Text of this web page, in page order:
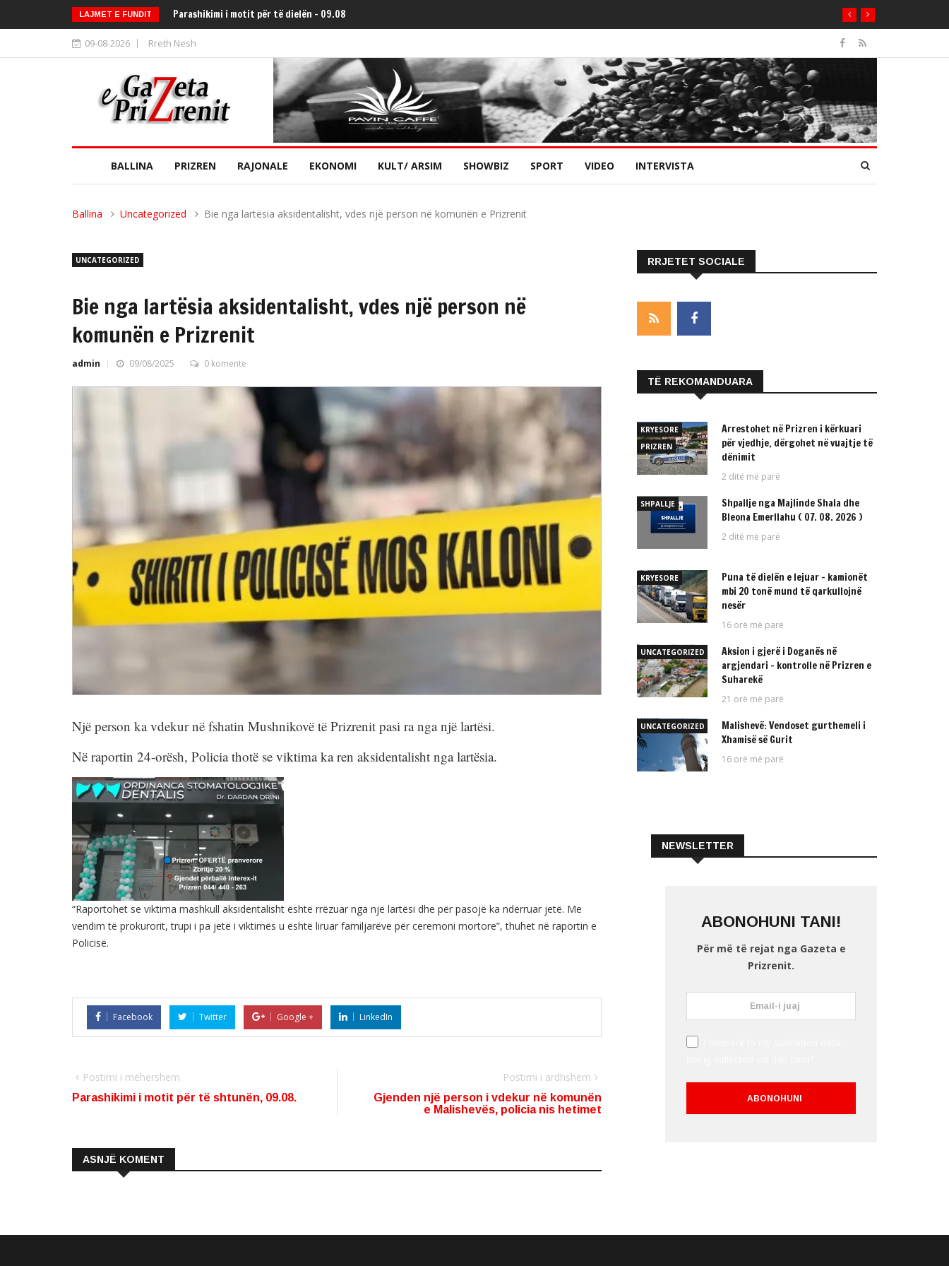
LAJMET E FUNDIT Parashikimi i motit për të dielën – 09.08
09-08-2026 Rreth Nesh
BALLINA PRIZREN RAJONALE EKONOMI KULT/ ARSIM SHOWBIZ SPORT VIDEO INTERVISTA
Ballina Uncategorized Bie nga lartësia aksidentalisht, vdes një person në komunën e Prizrenit
UNCATEGORIZED
Bie nga lartësia aksidentalisht, vdes një person në
komunën e Prizrenit
admin 09/08/2025 0 komente
Një person ka vdekur në fshatin Mushnikovë të Prizrenit pasi ra nga një lartësi.
Në raportin 24-orësh, Policia thotë se viktima ka ren aksidentalisht nga lartësia.
“Raportohet se viktima mashkull aksidentalisht është rrëzuar nga një lartësi dhe për pasojë ka ndërruar jetë. Me
vendim të prokurorit, trupi i pa jetë i viktimës u është liruar familjarëve për ceremoni mortore”, thuhet në raportin e
Policisë.
Facebook Twitter Google + LinkedIn
Postimi i mëhershëm
Parashikimi i motit për të shtunën, 09.08.
Postimi i ardhshëm
Gjenden një person i vdekur në komunën
e Malishevës, policia nis hetimet
ASNJË KOMENT
RRJETET SOCIALE
TË REKOMANDUARA
KRYESORE
PRIZREN
Arrestohet në Prizren i kërkuari
për vjedhje, dërgohet në vuajtje të
dënimit
2 ditë më parë
SHPALLJE
Shpallje nga Majlinde Shala dhe
Bleona Emerllahu ( 07. 08. 2026 )
2 ditë më parë
KRYESORE
Puna të dielën e lejuar – kamionët
mbi 20 tonë mund të qarkullojnë
nesër
16 orë më parë
UNCATEGORIZED
Aksion i gjerë i Doganës në
argjendari – kontrolle në Prizren e
Suharekë
21 orë më parë
UNCATEGORIZED
Malishevë: Vendoset gurthemeli i
Xhamisë së Gurit
16 orë më parë
NEWSLETTER
ABONOHUNI TANI!
Për më të rejat nga Gazeta e
Prizrenit.